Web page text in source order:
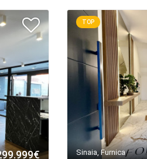
TOP
Sinaia, Furnica